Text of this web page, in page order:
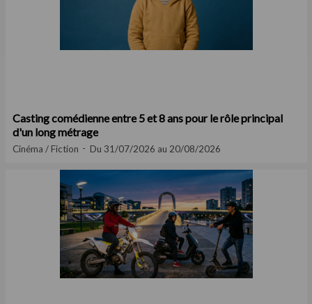
Casting comédienne entre 5 et 8 ans pour le rôle principal
d'un long métrage
Cinéma / Fiction Du 31/07/2026 au 20/08/2026